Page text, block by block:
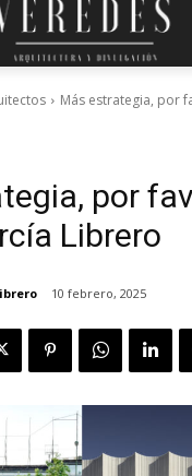
Más estrategia, por
por
Librero
10 febrero, 2025